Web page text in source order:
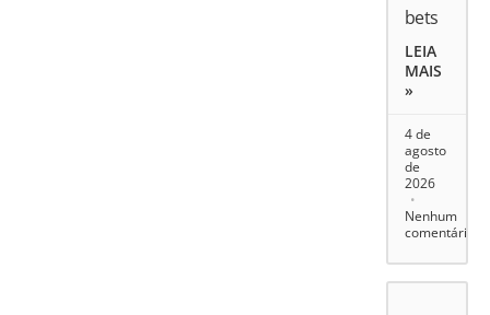
bets
LEIA
MAIS
»
4 de
agosto
de
2026
Nenhum
comentário